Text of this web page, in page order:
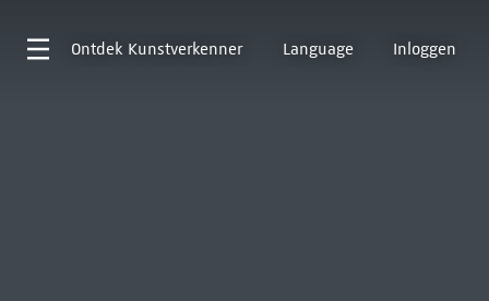
Ontdek Kunstverkenner Language Inloggen